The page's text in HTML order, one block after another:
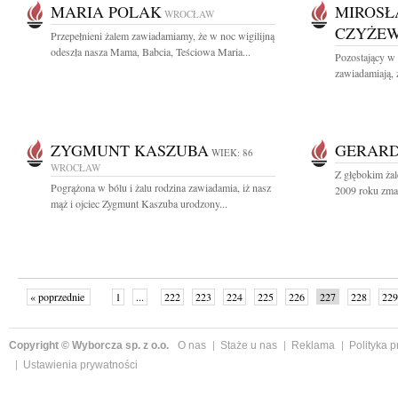
MARIA POLAK WROCŁAW
Przepełnieni żalem zawiadamiamy, że w noc wigilijną
odeszła nasza Mama, Babcia, Teściowa Maria...
Pozostający
zawiadamiają,
ZYGMUNT KASZUBA WIEK: 86
WROCŁAW
Pogrążona w bólu i żalu rodzina zawiadamia, iż nasz
mąż i ojciec Zygmunt Kaszuba urodzony...
Z głębokim
2009 roku
« poprzednie 1 ... 222 223 224 225 226 227 228
229
Copyright © Wyborcza sp. z o.o. O nas Staże u nas Reklama
Polityka
Ustawienia prywatności